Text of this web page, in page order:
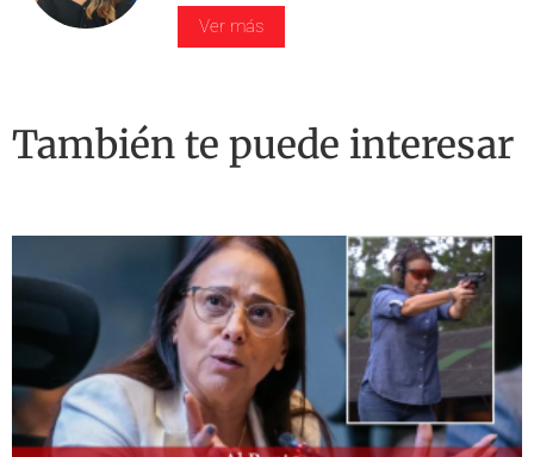
Ver más
También te puede interesar